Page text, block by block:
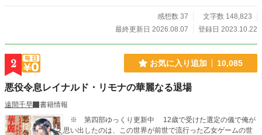
信用できない。絶対心を開かないと決意する陸だったが、史
也のおかんな優しさにどんどん絆されてしまい――。 裏切ら
ＣＰ、R18回には※を付けます。 ムーンにも掲載中。全56話
となります。 ミドリ名義で投稿していたものをR18専用緑虫
ます。
感想数 37
文字数 148,823
最終更新日 2026.08.07
登録日 2023.10.22
2 お気に入り追加 10,085
悪役令息レイナルド・リモナの華麗なる退場
遠間千早
書籍情報
※ 第四部ゆっくり更新中 12歳で受けた選定の儀で俺が
思い出したのは、この世界が前世で流行った乙女ゲームの世